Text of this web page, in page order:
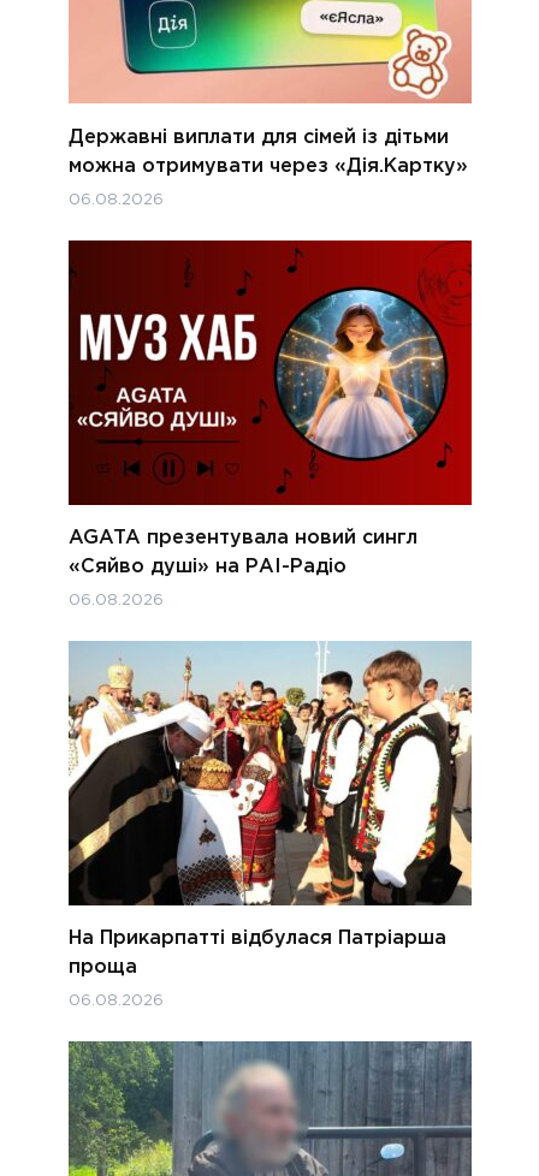
Державні виплати для сімей із дітьми
можна отримувати через «Дія.Картку»
06.08.2026
AGATA презентувала новий сингл
«Сяйво душі» на РАІ-Радіо
06.08.2026
На Прикарпатті відбулася Патріарша
проща
06.08.2026